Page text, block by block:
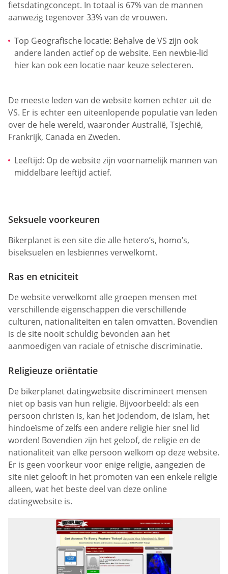
fietsdatingconcept. In totaal is 67% van de mannen
aanwezig tegenover 33% van de vrouwen.
Top Geografische locatie: Behalve de VS zijn ook
andere landen actief op de website. Een newbie-lid
hier kan ook een locatie naar keuze selecteren.
De meeste leden van de website komen echter uit de
VS. Er is echter een uiteenlopende populatie van leden
over de hele wereld, waaronder Australië, Tsjechië,
Frankrijk, Canada en Zweden.
Leeftijd: Op de website zijn voornamelijk mannen van
middelbare leeftijd actief.
Seksuele voorkeuren
Bikerplanet is een site die alle hetero’s, homo’s,
biseksuelen en lesbiennes verwelkomt.
Ras en etniciteit
De website verwelkomt alle groepen mensen met
verschillende eigenschappen die verschillende
culturen, nationaliteiten en talen omvatten. Bovendien
is de site nooit schuldig bevonden aan het
aanmoedigen van raciale of etnische discriminatie.
Religieuze oriëntatie
De bikerplanet datingwebsite discrimineert mensen
niet op basis van hun religie. Bijvoorbeeld: als een
persoon christen is, kan het jodendom, de islam, het
hindoeïsme of zelfs een andere religie hier snel lid
worden! Bovendien zijn het geloof, de religie en de
nationaliteit van elke persoon welkom op deze website.
Er is geen voorkeur voor enige religie, aangezien de
site niet gelooft in het promoten van een enkele religie
alleen, wat het beste deel van deze online
datingwebsite is.